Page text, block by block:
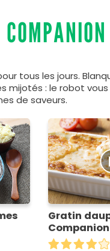
tous les jours.
mijotés : le robot
de saveurs.
Gratin
Companion